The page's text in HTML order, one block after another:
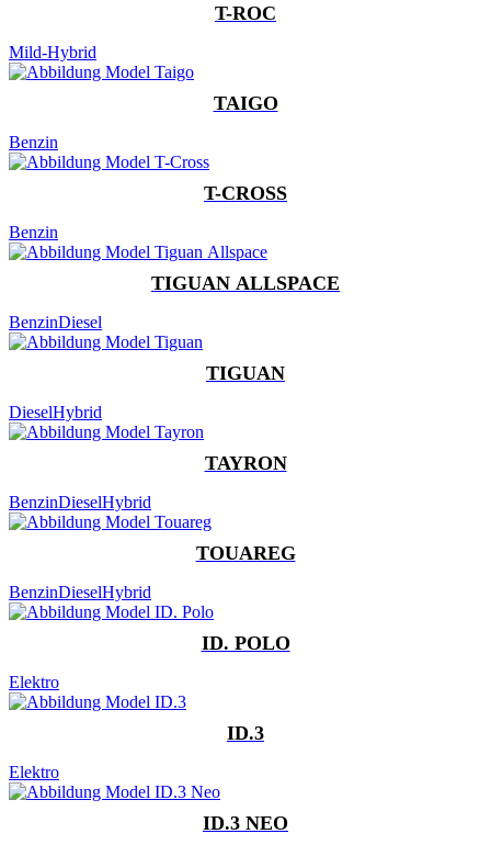
T-ROC
Mild-Hybrid
TAIGO
Benzin
T-CROSS
Benzin
TIGUAN ALLSPACE
BenzinDiesel
TIGUAN
DieselHybrid
TAYRON
BenzinDieselHybrid
TOUAREG
BenzinDieselHybrid
ID. POLO
Elektro
ID.3
Elektro
ID.3 NEO